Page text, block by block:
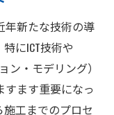
年新たな技術の導
にICT技術や
ン・モデリング）
ます重要になっ
工までのプロセ